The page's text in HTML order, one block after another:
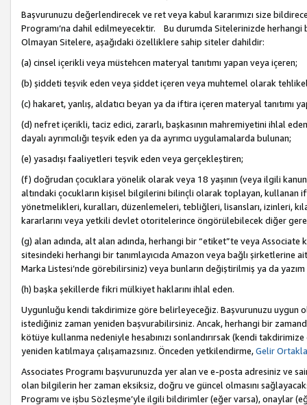
Başvurunuzu değerlendirecek ve ret veya kabul kararımızı size
Programı’na dahil edilmeyecektir. Bu durumda Sitelerinizde herhangi
Olmayan Sitelere, aşağıdaki özelliklere sahip siteler dahildir:
(a) cinsel içerikli veya müstehcen materyal tanıtımı yapan veya içeren;
(b) şiddeti teşvik eden veya şiddet içeren veya muhtemel olarak
(c) hakaret, yanlış, aldatıcı beyan ya da iftira içeren materyal tanıtımı
(d) nefret içerikli, taciz edici, zararlı, başkasının mahremiyetini ihlal
dayalı ayrımcılığı teşvik eden ya da ayrımcı uygulamalarda bulunan;
(e) yasadışı faaliyetleri teşvik eden veya gerçekleştiren;
(f) doğrudan çocuklara yönelik olarak veya 18 yaşının (veya ilgili
altındaki çocukların kişisel bilgilerini bilinçli olarak toplayan, kullanan
yönetmelikleri, kuralları, düzenlemeleri, tebliğleri, lisansları, izinleri,
kararlarını veya yetkili devlet otoritelerince öngörülebilecek diğer
(g) alan adında, alt alan adında, herhangi bir “etiket”te veya
sitesindeki herhangi bir tanımlayıcıda Amazon veya bağlı şirketlerine
Marka Listesi’nde görebilirsiniz) veya bunların değiştirilmiş ya da
(h) başka şekillerde fikri mülkiyet haklarını ihlal eden.
Uygunluğu kendi takdirimize göre belirleyeceğiz. Başvurunuzu uygun
istediğiniz zaman yeniden başvurabilirsiniz. Ancak, herhangi bir
kötüye kullanma nedeniyle hesabınızı sonlandırırsak (kendi
yeniden katılmaya çalışamazsınız. Önceden yetkilendirme,Gelir
Associates Programı başvurunuzda yer alan ve e-posta adresiniz ve
olan bilgilerin her zaman eksiksiz, doğru ve güncel olmasını
Programı ve işbu Sözleşme’yle ilgili bildirimler (eğer varsa), onaylar